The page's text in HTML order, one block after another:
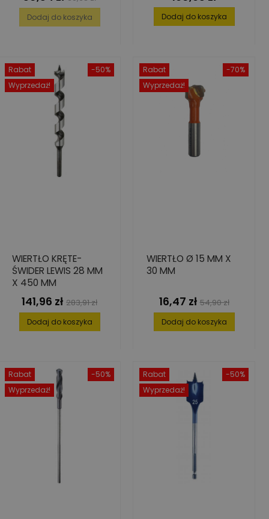
podstawowa
Dodaj do koszyka Dodaj do koszyka
-50%
Rabat
Wyprzedaż!
WIERTŁO KRĘTE-
ŚWIDER LEWIS 28 MM
X 450 MM
Cena
141,96 zł Cena
podstawowa
283,91 zł
Dodaj do koszyka
-70%
Rabat
Wyprzedaż!
WIERTŁO Ø 15 MM X
30 MM
Cena
16,47 zł Cena
podstawowa
54,90 zł
Dodaj do koszyka
-50%
Rabat
Wyprzedaż!
-50%
Rabat
Wyprzedaż!